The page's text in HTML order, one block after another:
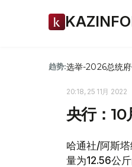
趋势:选举-2026总统府
20:18, 25 11月 2022
央行：10
哈通社/阿斯
量为12.56公